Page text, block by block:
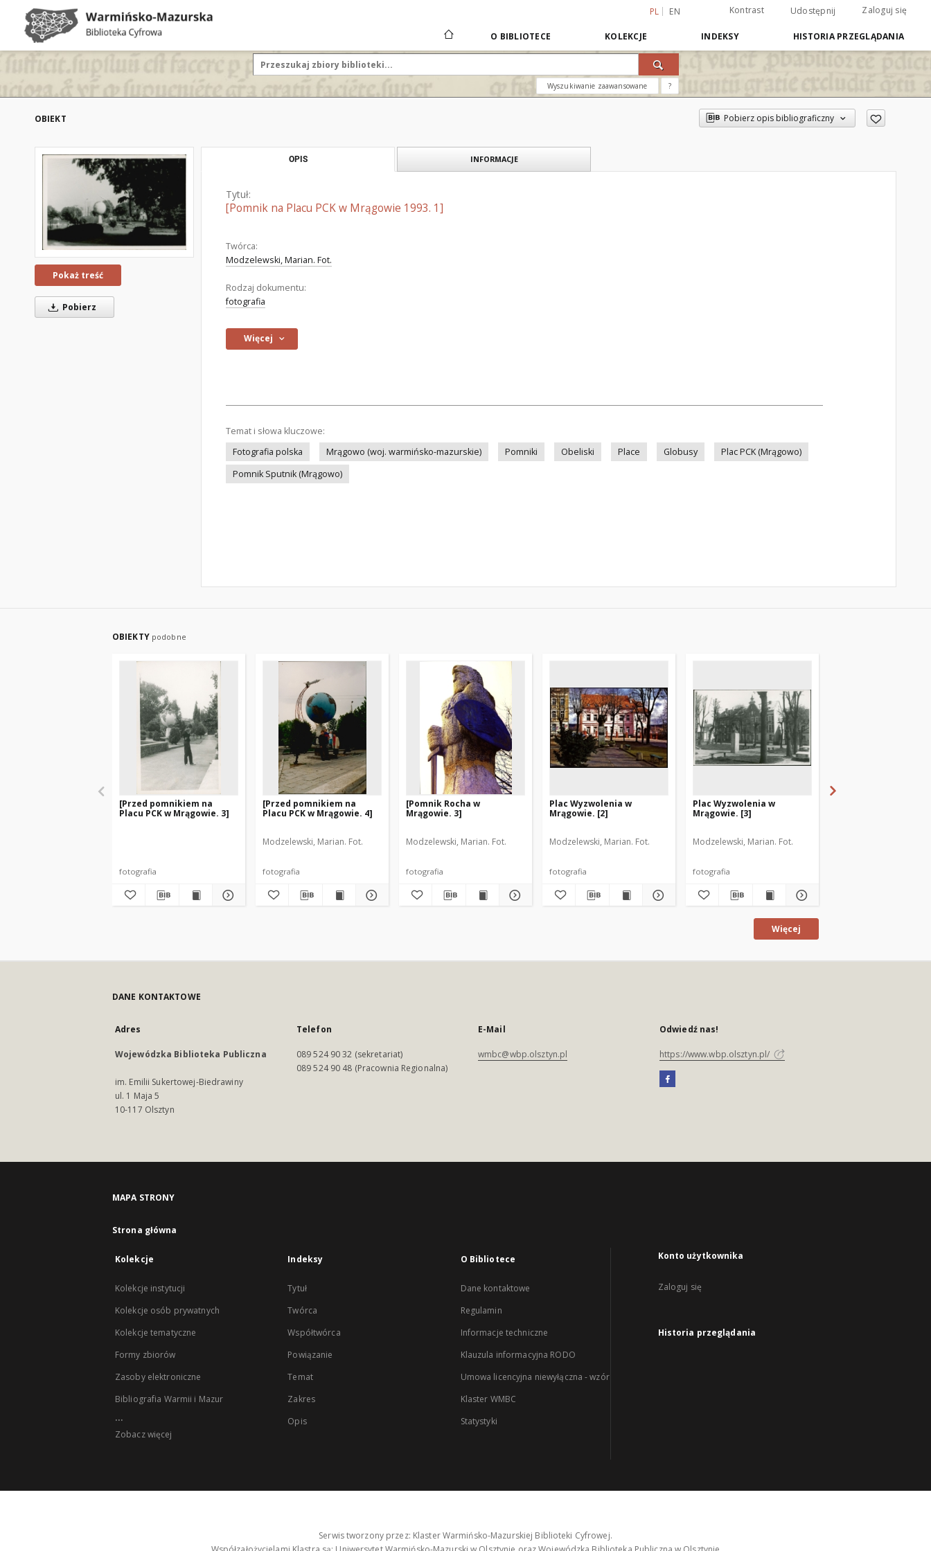
PL EN Kontrast Udostępnij Zaloguj się
O BIBLIOTECE KOLEKCJE INDEKSY HISTORIA PRZEGLĄDANIA
Wyszukiwanie zaawansowane ?
OBIEKT Pobierz opis bibliograficzny
Pokaż treść
Pobierz
OPIS INFORMACJE
Tytuł:
[Pomnik na Placu PCK w Mrągowie 1993. 1]
Twórca:
Modzelewski, Marian. Fot.
Rodzaj dokumentu:
fotografia
Więcej
Temat i słowa kluczowe:
Fotografia polska
Mrągowo (woj. warmińsko-mazurskie) Pomniki Obeliski Place Globusy
Plac PCK (Mrągowo)
Pomnik Sputnik (Mrągowo)
OBIEKTY podobne
[Przed pomnikiem na
Placu PCK w Mrągowie. 3]
fotografia
[Przed pomnikiem na
Placu PCK w Mrągowie. 4]
Modzelewski, Marian. Fot.
fotografia
[Pomnik Rocha w
Mrągowie. 3]
Modzelewski, Marian. Fot.
fotografia
Plac Wyzwolenia w
Mrągowie. [2]
Modzelewski, Marian. Fot.
fotografia
Plac Wyzwolenia w
Mrągowie. [3]
Modzelewski, Marian. Fot.
fotografia
Więcej
DANE KONTAKTOWE
Adres
Wojewódzka Biblioteka Publiczna
im. Emilii Sukertowej-Biedrawiny
ul. 1 Maja 5
10-117 Olsztyn
Telefon
089 524 90 32 (sekretariat)
089 524 90 48 (Pracownia Regionalna)
E-Mail
wmbc@wbp.olsztyn.pl
Odwiedź nas!
https://www.wbp.olsztyn.pl/
MAPA STRONY
Strona główna
Kolekcje
Kolekcje instytucji
Kolekcje osób prywatnych
Kolekcje tematyczne
Formy zbiorów
Zasoby elektroniczne
Bibliografia Warmii i Mazur
...
Zobacz więcej
Indeksy
Tytuł
Twórca
Współtwórca
Powiązanie
Temat
Zakres
Opis
O Bibliotece
Dane kontaktowe
Regulamin
Informacje techniczne
Klauzula informacyjna RODO
Umowa licencyjna niewyłączna - wzór
Klaster WMBC
Statystyki
Konto użytkownika
Zaloguj się
Historia przeglądania
Serwis tworzony przez: Klaster Warmińsko-Mazurskiej Biblioteki Cyfrowej.